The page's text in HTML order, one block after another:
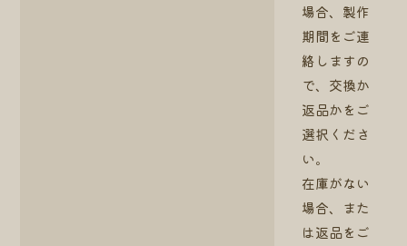
場合、製作
期間をご連
絡しますの
で、交換か
返品かをご
選択くださ
い。
在庫がない
場合、また
は返品をご